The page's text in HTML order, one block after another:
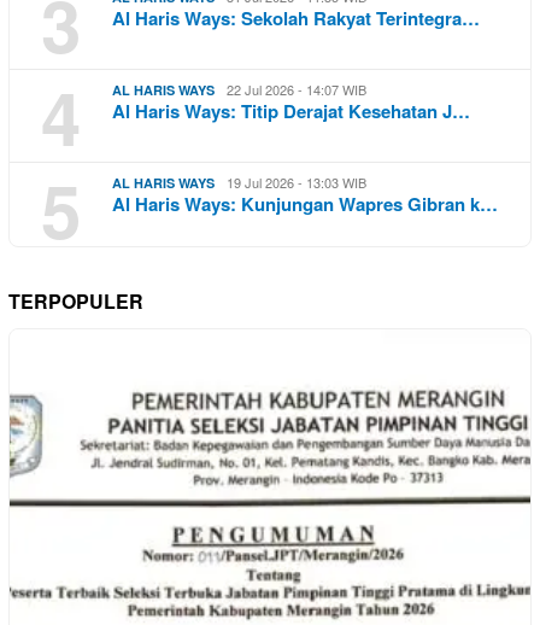
3 Al Haris Ways: Sekolah Rakyat Terintegra…
4 AL HARIS WAYS 22 Jul 2026 - 14:07 WIB
Al Haris Ways: Titip Derajat Kesehatan J…
5 AL HARIS WAYS 19 Jul 2026 - 13:03 WIB
Al Haris Ways: Kunjungan Wapres Gibran k…
TERPOPULER